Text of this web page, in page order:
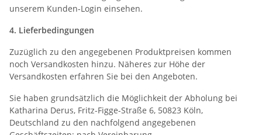
unserem Kunden-Login einsehen.
4. Lieferbedingungen
Zuzüglich zu den angegebenen Produktpreisen kommen
noch Versandkosten hinzu. Näheres zur Höhe der
Versandkosten erfahren Sie bei den Angeboten.
Sie haben grundsätzlich die Möglichkeit der Abholung bei
Katharina Derus, Fritz-Figge-Straße 6, 50823 Köln,
Deutschland zu den nachfolgend angegebenen